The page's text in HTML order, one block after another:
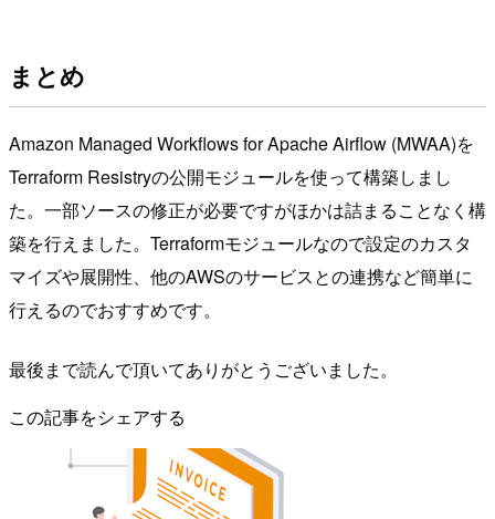
まとめ
Amazon Managed Workflows for Apache Airflow (MWAA)を
Terraform Resistryの公開モジュールを使って構築しまし
た。一部ソースの修正が必要ですがほかは詰まることなく構
築を行えました。Terraformモジュールなので設定のカスタ
マイズや展開性、他のAWSのサービスとの連携など簡単に
行えるのでおすすめです。
最後まで読んで頂いてありがとうございました。
この記事をシェアする